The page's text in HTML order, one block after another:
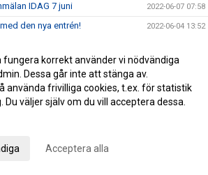
IDAG 7 juni 2022-06-07 07:58
den nya entrén! 2022-06-04 13:52
2022-05-31 10:30
mot serieledaren
som Giff-tränare
fungera korrekt använder vi nödvändiga
Dessa går inte att stänga av.
använda frivilliga cookies, t.ex. för statistik
väljer själv om du vill acceptera dessa.
Acceptera alla